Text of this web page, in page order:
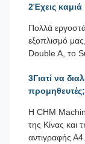
2Έχεις
Πολλά
εξοπλισμό
Double A, το
3Γιατί να
προμηθευτές;
Η CHM
της Κίνας και
αντιγραφής